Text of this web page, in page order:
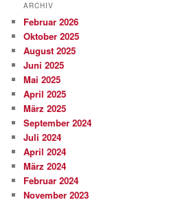
ARCHIV
Februar 2026
Oktober 2025
August 2025
Juni 2025
Mai 2025
April 2025
März 2025
September 2024
Juli 2024
April 2024
März 2024
Februar 2024
November 2023